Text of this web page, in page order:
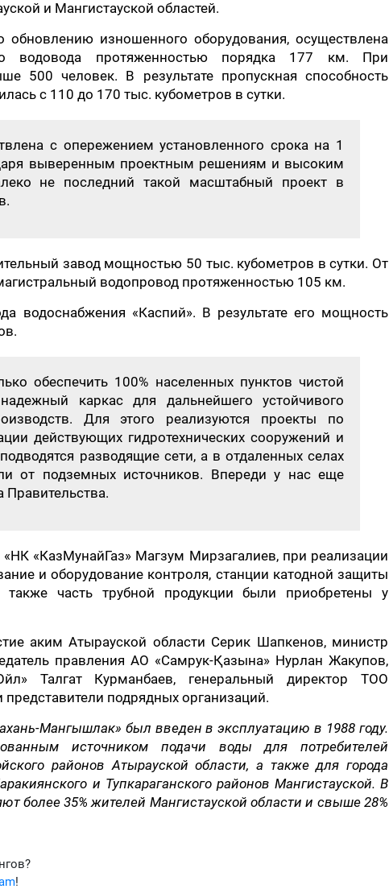
и Мангистауской областей.
изношенного оборудования, осуществлена
водовода протяженностью порядка 177 км. При
500 человек. В результате пропускная способность
c 110 до 170 тыс. кубометров в сутки.
с опережением установленного срока на 1
выверенным проектным решениям и высоким
не последний такой масштабный проект в
завод мощностью 50 тыс. кубометров в сутки. От
водопровод протяженностью 105 км.
водоснабжения «Каспий». В результате его мощность
обеспечить 100% населенных пунктов чистой
каркас для дальнейшего устойчивого
Для этого реализуются проекты по
действующих гидротехнических сооружений и
разводящие сети, а в отдаленных селах
от подземных источников. Впереди у нас еще
Правительства.
«КазМунайГаз» Магзум Мирзагалиев, при реализации
и оборудование контроля, станции катодной защиты
часть трубной продукции были приобретены у
аким Атырауской области Серик Шапкенов, министр
правления АО «Самрук-Қазына» Нурлан Жакупов,
Талгат Курманбаев, генеральный директор ТОО
подрядных организаций.
Мангышлак» был введен в эксплуатацию в 1988 году.
источником подачи воды для потребителей
районов Атырауской области, а также для города
и Тупкараганского районов Мангистауской. В
более 35% жителей Мангистауской области и свыше 28%
!